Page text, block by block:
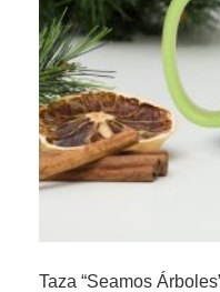
Taza “Seamos